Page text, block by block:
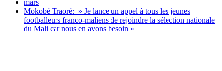
mars
Mokobé Traoré: » Je lance un appel à tous les jeunes
footballeurs franco-maliens de rejoindre la sélection nationale
du Mali car nous en avons besoin »